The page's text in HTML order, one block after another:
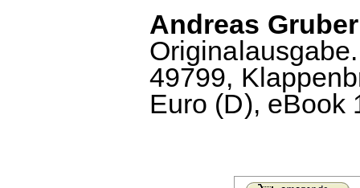
Andreas
49799,
Euro (D), eBook